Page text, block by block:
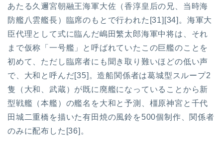
あたる久邇宮朝融王海軍大佐（香淳皇后の兄、当時海
防艦八雲艦長）臨席のもとで行われた[31][34]。海軍大
臣代理として式に臨んだ嶋田繁太郎海軍中将は、それ
まで仮称「一号艦」と呼ばれていたこの巨艦のことを
初めて、ただし臨席者にも聞き取り難いほどの低い声
で、大和と呼んだ[35]。造船関係者は葛城型スループ2
隻（大和、武蔵）が既に廃艦になっていることから新
型戦艦（本艦）の艦名を大和と予測、橿原神宮と千代
田城二重橋を描いた有田焼の風鈴を500個制作、関係者
のみに配布した[36]。